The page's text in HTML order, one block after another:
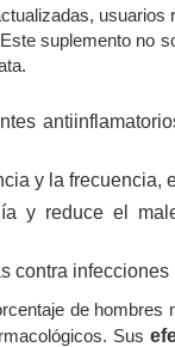
usuarios
suplemento no
y la frecuencia,
y reduce el
contra infecciones
de hombres
Sus